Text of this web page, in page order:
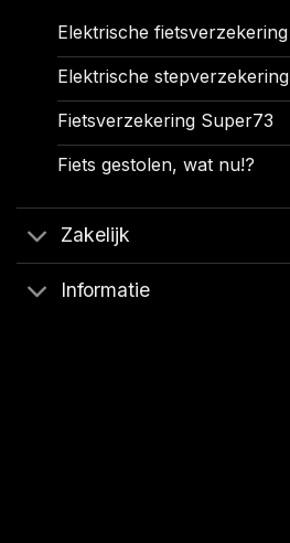
Elektrische fietsverzekering
Elektrische stepverzekering
Fietsverzekering Super73
Fiets gestolen, wat nu!?
Zakelijk
Informatie